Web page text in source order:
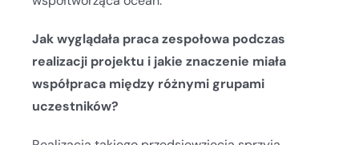
Jak wyglądała praca zespołowa podczas
realizacji projektu i jakie znaczenie miała
współpraca między różnymi grupami
uczestników?